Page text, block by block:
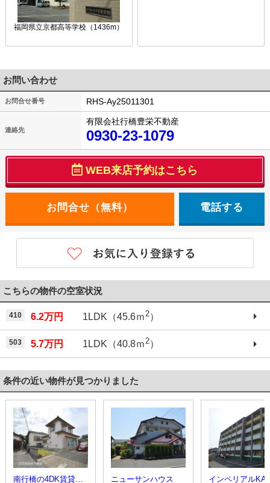
福岡県立京都高等学校（1436m）
お問い合わせ
お問合せ番号 RHS-Ay25011301
連絡先
有限会社行橋豊栄不動産
0930-23-1079
WEB来店予約はこちら
電話する
こちらの物件の空室状況
410 6.2万円 1LDK（45.6ｍ2）
503 5.7万円 1LDK（40.8ｍ2）
条件の近い物件が見つかりました
南行橋の4DK賃貸一戸建て
ニューサンハウス
インペリアル